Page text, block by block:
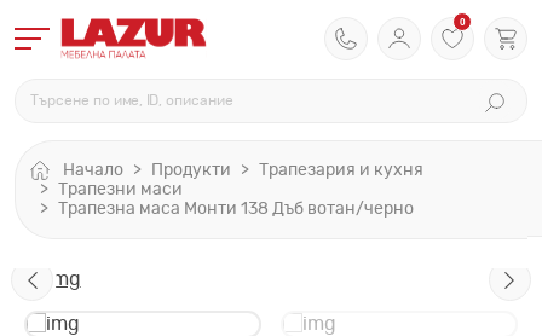
0
Начало Продукти
Трапезария и кухня
Трапезни маси
Трапезна маса Монти 138 Дъб вотан/черно